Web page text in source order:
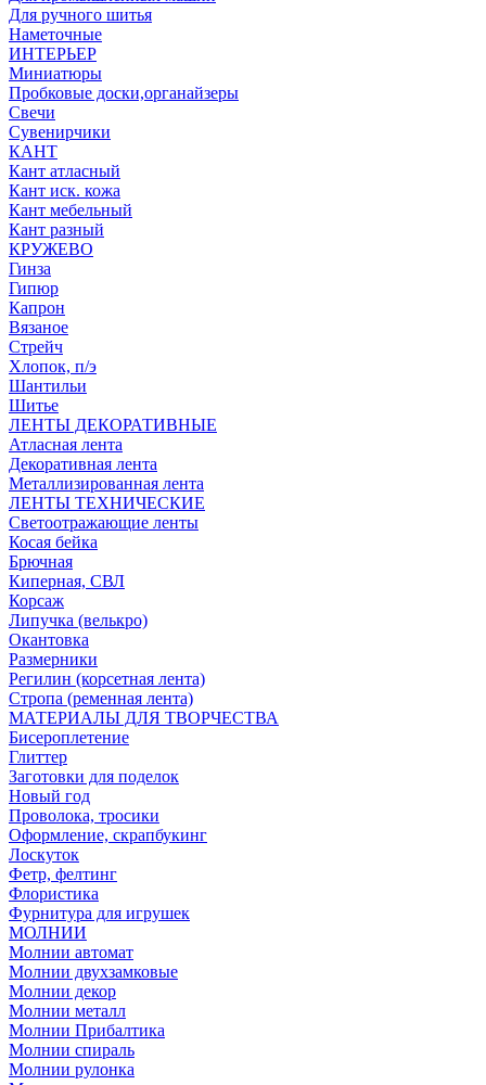
Для ручного шитья
Наметочные
ИНТЕРЬЕР
Миниатюры
Пробковые доски,органайзеры
Свечи
Сувенирчики
КАНТ
Кант атласный
Кант иск. кожа
Кант мебельный
Кант разный
КРУЖЕВО
Гинза
Гипюр
Капрон
Вязаное
Стрейч
Хлопок, п/э
Шантильи
Шитье
ЛЕНТЫ ДЕКОРАТИВНЫЕ
Атласная лента
Декоративная лента
Металлизированная лента
ЛЕНТЫ ТЕХНИЧЕСКИЕ
Светоотражающие ленты
Косая бейка
Брючная
Киперная, СВЛ
Корсаж
Липучка (велькро)
Окантовка
Размерники
Регилин (корсетная лента)
Стропа (ременная лента)
МАТЕРИАЛЫ ДЛЯ ТВОРЧЕСТВА
Бисероплетение
Глиттер
Заготовки для поделок
Новый год
Проволока, тросики
Оформление, скрапбукинг
Лоскуток
Фетр, фелтинг
Флористика
Фурнитура для игрушек
МОЛНИИ
Молнии автомат
Молнии двухзамковые
Молнии декор
Молнии металл
Молнии Прибалтика
Молнии спираль
Молнии рулонка